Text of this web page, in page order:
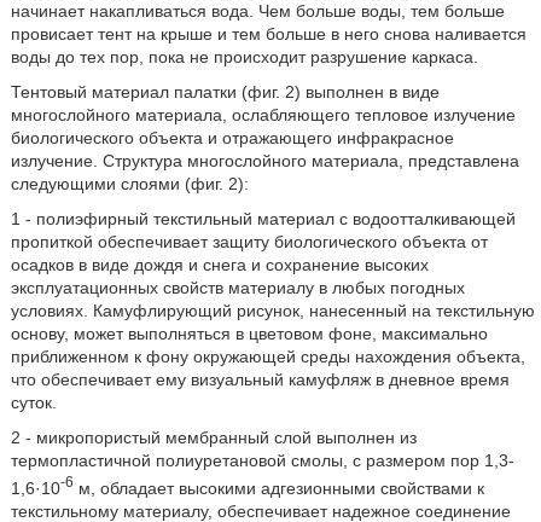
начинает накапливаться вода. Чем больше воды, тем больше
провисает тент на крыше и тем больше в него снова наливается
воды до тех пор, пока не происходит разрушение каркаса.
Тентовый материал палатки (фиг. 2) выполнен в виде
многослойного материала, ослабляющего тепловое излучение
биологического объекта и отражающего инфракрасное
излучение. Структура многослойного материала, представлена
следующими слоями (фиг. 2):
1 - полиэфирный текстильный материал с водоотталкивающей
пропиткой обеспечивает защиту биологического объекта от
осадков в виде дождя и снега и сохранение высоких
эксплуатационных свойств материалу в любых погодных
условиях. Камуфлирующий рисунок, нанесенный на текстильную
основу, может выполняться в цветовом фоне, максимально
приближенном к фону окружающей среды нахождения объекта,
что обеспечивает ему визуальный камуфляж в дневное время
суток.
2 - микропористый мембранный слой выполнен из
термопластичной полиуретановой смолы, с размером пор 1,3-
1,6·10-6 м, обладает высокими адгезионными свойствами к
текстильному материалу, обеспечивает надежное соединение